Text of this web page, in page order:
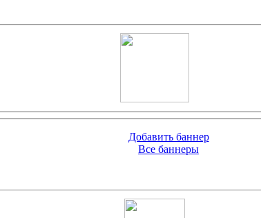
Добавить баннер
Все баннеры